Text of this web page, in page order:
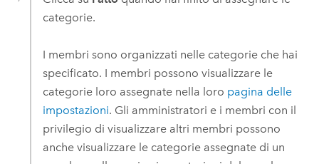
categorie.
I membri sono organizzati nelle categorie che hai
specificato. I membri possono visualizzare le
categorie loro assegnate nella loro pagina delle
impostazioni. Gli amministratori e i membri con il
privilegio di visualizzare altri membri possono
anche visualizzare le categorie assegnate di un